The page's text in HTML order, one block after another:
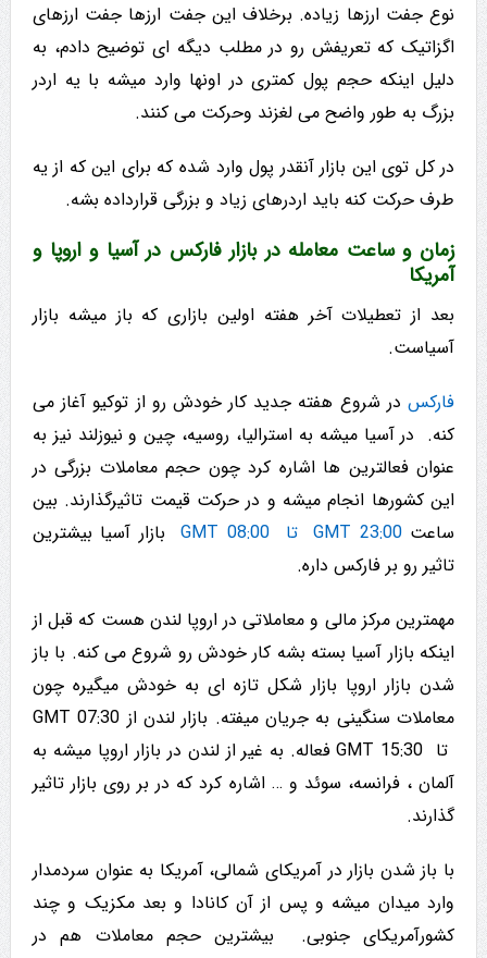
نوع جفت ارزها زیاده. برخلاف این جفت ارزها جفت ارزهای
اگزاتیک که تعریفش رو در مطلب دیگه ای توضیح دادم، به
دلیل اینکه حجم پول کمتری در اونها وارد میشه با یه اردر
بزرگ به طور واضح می لغزند وحرکت می کنند.
در کل توی این بازار آنقدر پول وارد شده که برای این که از یه
طرف حرکت کنه باید اردرهای زیاد و بزرگی قرارداده بشه.
زمان و ساعت معامله در بازار فارکس در آسیا و اروپا و
آمریکا
بعد از تعطیلات آخر هفته اولین بازاری که باز میشه بازار
آسیاست.
فارکسدر شروع هفته جدید کار خودش رو از توکیو آغاز می
کنه. در آسیا میشه به استرالیا، روسیه، چین و نیوزلند نیز به
عنوان فعالترین ها اشاره کرد چون حجم معاملات بزرگی در
این کشورها انجام میشه و در حرکت قیمت تاثیرگذارند. بین
ساعت23:00 GMT تا 08:00 GMT
بازار آسیا بیشترین
تاثیر رو بر فارکس داره.
مهمترین مرکز مالی و معاملاتی در اروپا لندن هست که قبل از
اینکه بازار آسیا بسته بشه کار خودش رو شروع می کنه. با باز
شدن بازار اروپا بازار شکل تازه ای به خودش میگیره چون
معاملات سنگینی به جریان میفته. بازار لندن از 07:30 GMT
تا 15:30 GMT فعاله. به غیر از لندن در بازار اروپا میشه به
آلمان ، فرانسه، سوئد و … اشاره کرد که در بر روی بازار تاثیر
گذارند.
با باز شدن بازار در آمریکای شمالی، آمریکا به عنوان سردمدار
وارد میدان میشه و پس از آن کانادا و بعد مکزیک و چند
کشورآمریکای جنوبی. بیشترین حجم معاملات هم در